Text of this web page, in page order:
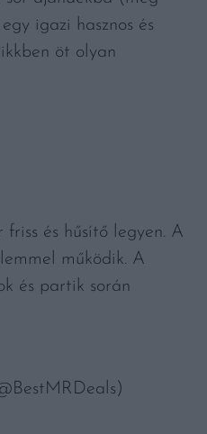
igazi hasznos és
öt olyan
és hűsítő legyen. A
működik. A
és partik során